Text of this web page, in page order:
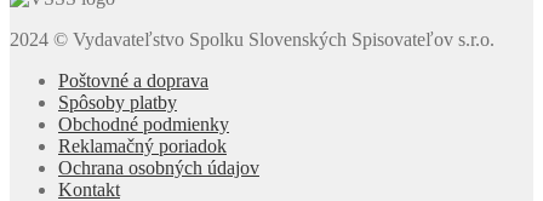
2024 © Vydavateľstvo Spolku Slovenských Spisovateľov s.r.o.
Poštovné a doprava
Spôsoby platby
Obchodné podmienky
Reklamačný poriadok
Ochrana osobných údajov
Kontakt